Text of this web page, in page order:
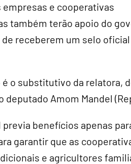
empresas e cooperativas
também terão apoio do
receberem um selo
o substitutivo da relatora,
deputado Amom Mandel
benefícios apenas
garantir que as
e agricultores